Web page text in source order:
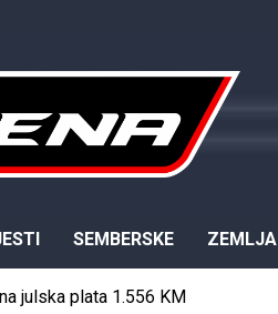
SEMBERSKE ZEMLJA
julska plata 1.556 KM